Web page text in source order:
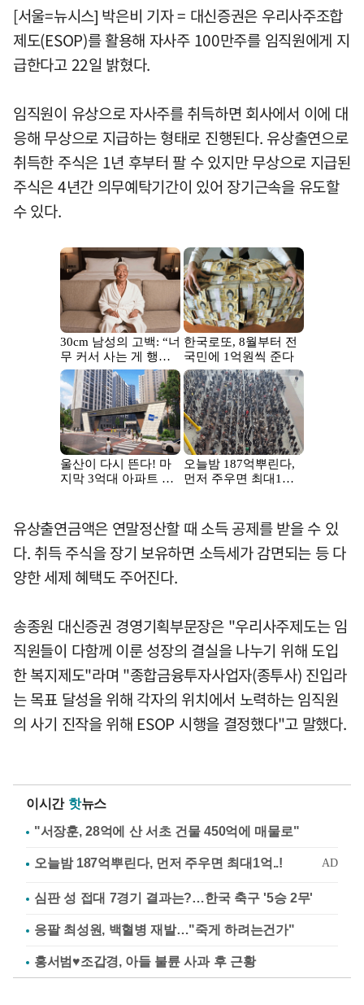
[서울=뉴시스] 박은비 기자 = 대신증권은 우리사주조합
제도(ESOP)를 활용해 자사주 100만주를 임직원에게 지
급한다고 22일 밝혔다.
임직원이 유상으로 자사주를 취득하면 회사에서 이에 대
응해 무상으로 지급하는 형태로 진행된다. 유상출연으로
취득한 주식은 1년 후부터 팔 수 있지만 무상으로 지급된
주식은 4년간 의무예탁기간이 있어 장기근속을 유도할
수 있다.
유상출연금액은 연말정산할 때 소득 공제를 받을 수 있
다. 취득 주식을 장기 보유하면 소득세가 감면되는 등 다
양한 세제 혜택도 주어진다.
송종원 대신증권 경영기획부문장은 "우리사주제도는 임
직원들이 다함께 이룬 성장의 결실을 나누기 위해 도입
한 복지제도"라며 "종합금융투자사업자(종투사) 진입라
는 목표 달성을 위해 각자의 위치에서 노력하는 임직원
의 사기 진작을 위해 ESOP 시행을 결정했다"고 말했다.
이시간 핫뉴스
"서장훈, 28억에 산 서초 건물 450억에 매물로"
심판 성 접대 7경기 결과는?…한국 축구 '5승 2무'
응팔 최성원, 백혈병 재발…"죽게 하려는건가"
홍서범♥조갑경, 아들 불륜 사과 후 근황